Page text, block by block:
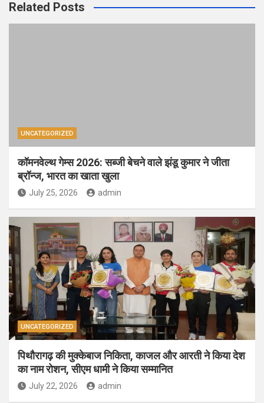
Related Posts
UNCATEGORIZED
कॉमनवेल्थ गेम्स 2026: सब्जी बेचने वाले झंडू कुमार ने जीता
ब्रॉन्ज, भारत का खाता खुला
July 25, 2026 admin
UNCATEGORIZED
पिथौरागढ़ की मुक्केबाज निकिता, काजल और आरती ने किया देश
का नाम रोशन, सीएम धामी ने किया सम्मानित
July 22, 2026 admin